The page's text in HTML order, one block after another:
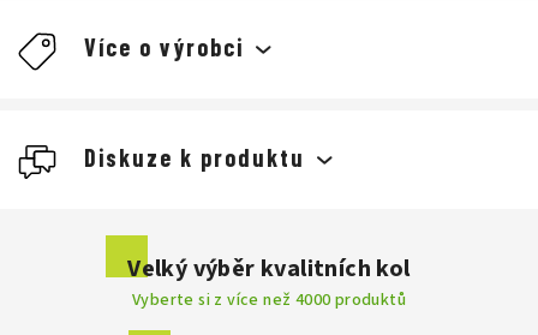
Diskuze k produktu
Přidat komentář
Více o výrobci
Velký výběr kvalitních kol
Vyberte si z více než 4000 produktů